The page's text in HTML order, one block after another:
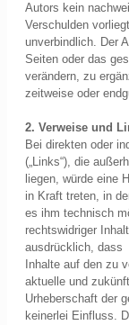
Autors kein
Verschulden
unverbindlich. Der
Seiten oder das
verändern, zu
zeitweise oder
2. Verweise und
Bei direkten oder
(„Links“), die
liegen, würde eine
in Kraft treten, in
es ihm technisch
rechtswidriger
ausdrücklich, dass
Inhalte auf den zu
aktuelle und
Urheberschaft der
keinerlei Einfluss.